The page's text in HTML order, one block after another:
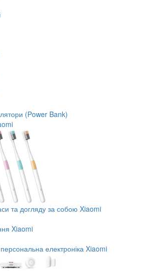
(Power Bank)
та догляду за собою Xiaomi
Xiaomi
електроніка Xiaomi